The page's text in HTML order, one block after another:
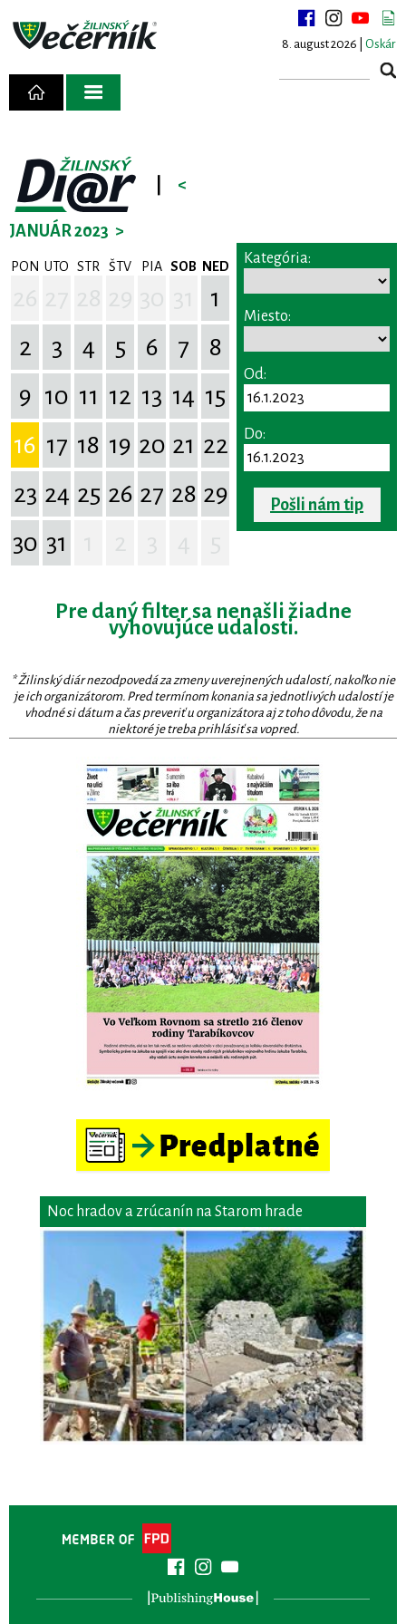
8. august 2026 | Oskár
<
JANUÁR 2023 >
PON UTO STR ŠTV PIA SOB NED
1
2
3 4 5 6 7
8
9 10 11 12 13 14 15
16 17 18 19 20 21 22
23 24 25 26 27 28 29
30 31
Kategória:
Miesto:
Od:
Do:
Pošli nám tip
Pre daný filter sa nenašli žiadne
vyhovujúce udalosti.
* Žilinský diár nezodpovedá za zmeny uverejnených udalostí, nakoľko nie
je ich organizátorom. Pred termínom konania sa jednotlivých udalostí je
vhodné si dátum a čas preveriť u organizátora aj z toho dôvodu, že na
niektoré je treba prihlásiť sa vopred.
Noc hradov a zrúcanín na Starom hrade